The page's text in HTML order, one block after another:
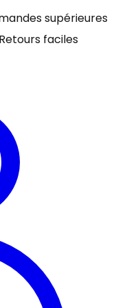
supérieures
Retours faciles